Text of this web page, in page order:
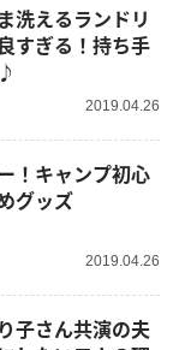
洗えるランドリ
すぎる！持ち手
2019.04.26
！キャンプ初心
グッズ
2019.04.26
子さん共演の夫